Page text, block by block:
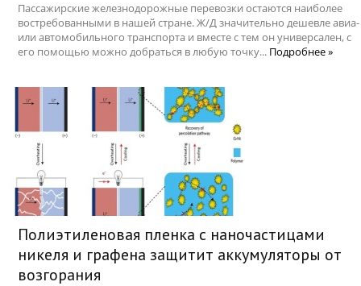
Пассажирские железнодорожные перевозки остаются наиболее
востребованными в нашей стране. Ж/Д значительно дешевле авиа-
или автомобильного транспорта и вместе с тем он универсален, с
его помощью можно добраться в любую точку... Подробнее »
Полиэтиленовая пленка с наночастицами
никеля и графена защитит аккумуляторы от
возгорания